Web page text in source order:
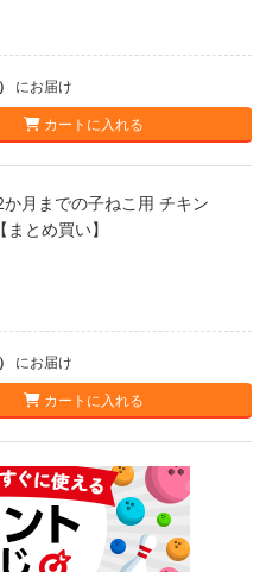
にお届け
カートに入れる
月までの子ねこ用 チキン
とめ買い】
にお届け
カートに入れる